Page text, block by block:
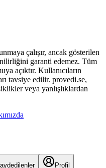
çalışır, ancak gösterilen
garanti edemez. Tüm
açıktır. Kullanıcıların
tavsiye edilir. provedi.se,
veya yanlışlıklardan
Profil